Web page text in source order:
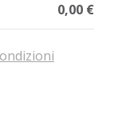
0,00 €